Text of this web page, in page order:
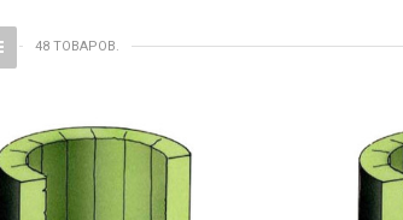
48 ТОВАРОВ.